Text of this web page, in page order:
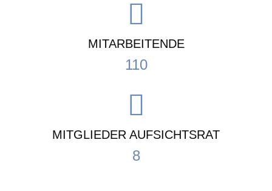
MITARBEITENDE
110
MITGLIEDER AUFSICHTSRAT
8